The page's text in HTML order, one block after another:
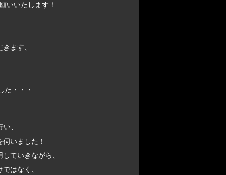
いいたします！
ます、
た・・・
、
いました！
ていきながら、
はなく、